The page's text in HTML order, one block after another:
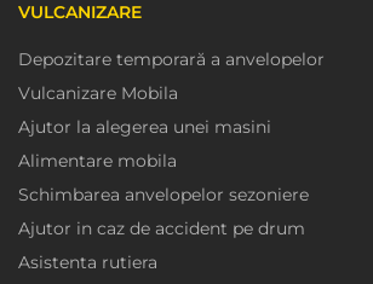
VULCANIZARE
Depozitare temporară a anvelopelor
Vulcanizare Mobila
Ajutor la alegerea unei masini
Alimentare mobila
Schimbarea anvelopelor sezoniere
Ajutor in caz de accident pe drum
Asistenta rutiera